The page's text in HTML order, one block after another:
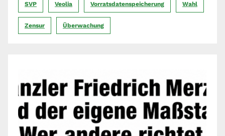
SVP Veolia Vorratsdatenspeicherung Wahl
Zensur Überwachung